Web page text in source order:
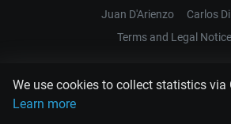
We use cookies to collect statistics via
Learn more
Juan D'Arienzo
Carlos
Terms and Legal
EL RECODO